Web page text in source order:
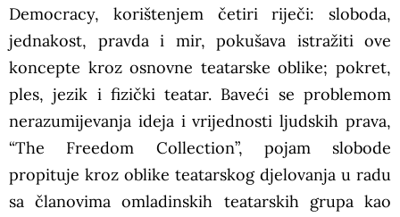
Democracy, korištenjem četiri riječi: sloboda,
jednakost, pravda i mir, pokušava istražiti ove
koncepte kroz osnovne teatarske oblike; pokret,
ples, jezik i fizički teatar. Baveći se problemom
nerazumijevanja ideja i vrijednosti ljudskih prava,
“The Freedom Collection”, pojam slobode
propituje kroz oblike teatarskog djelovanja u radu
sa članovima omladinskih teatarskih grupa kao